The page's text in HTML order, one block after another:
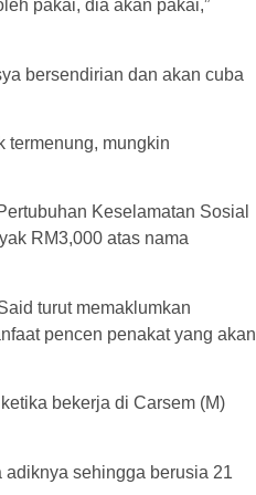
pakai, dia akan pakai,”
bersendirian dan akan cuba
termenung, mungkin
Keselamatan Sosial
RM3,000 atas nama
turut memaklumkan
pencen penakat yang akan
bekerja di Carsem (M)
adiknya sehingga berusia 21